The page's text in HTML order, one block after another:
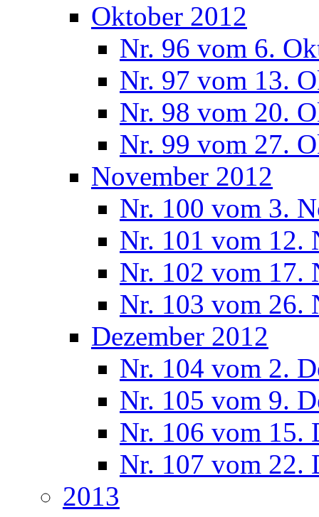
Oktober 2012
Nr. 96 vom 6.
Nr. 97 vom 13.
Nr. 98 vom 20.
Nr. 99 vom 27.
November 2012
Nr. 100 vom 3.
Nr. 101 vom 12.
Nr. 102 vom 17.
Nr. 103 vom 26.
Dezember 2012
Nr. 104 vom 2.
Nr. 105 vom 9.
Nr. 106 vom 15.
Nr. 107 vom 22.
2013